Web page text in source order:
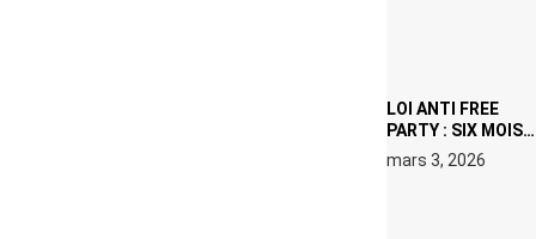
LOI ANTI FREE
PARTY : SIX MOIS
DE PRISON ET 5
000 € D’AMENDE
mars 3, 2026